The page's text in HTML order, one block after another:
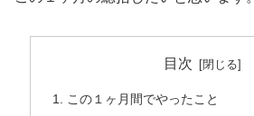
目次
この１ヶ月間でやったこと